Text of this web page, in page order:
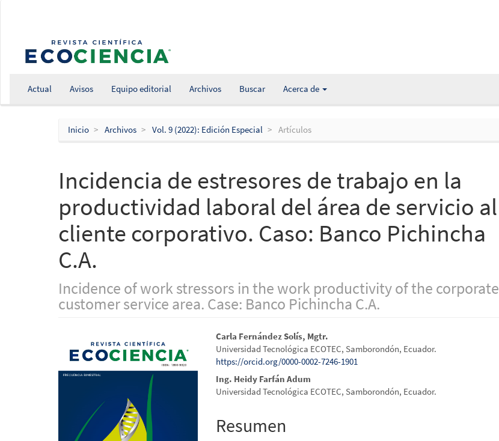
Navegación
principal
Actual Avisos Equipo editorial Archivos Buscar Acerca de
Inicio Archivos Vol. 9 (2022): Edición Especial Artículos
Incidencia de estresores de trabajo en la
productividad laboral del área de servicio al
cliente corporativo. Caso: Banco Pichincha
C.A.
Incidence of work stressors in the work productivity of the corporate
customer service area. Case: Banco Pichincha C.A.
Barra
lateral
del
artículo
Contenido
principal
del
artículo
Carla Fernández Solís, Mgtr.
Universidad Tecnológica ECOTEC, Samborondón, Ecuador.
https://orcid.org/0000-0002-7246-1901
Ing. Heidy Farfán Adum
Universidad Tecnológica ECOTEC, Samborondón, Ecuador.
Resumen